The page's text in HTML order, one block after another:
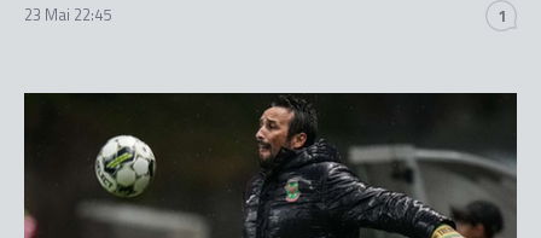
23 Mai 22:45 1